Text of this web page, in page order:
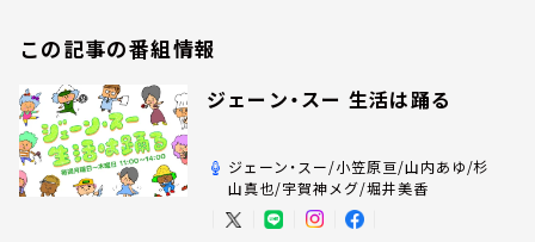
この記事の番組情報
ジェーン・スー 生活は踊る
ジェーン・スー/小笠原亘/山内あゆ/杉
山真也/宇賀神メグ/堀井美香